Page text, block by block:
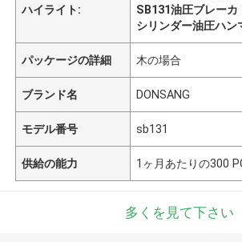
ハイライト:
SB131油圧ブレーカ
シリンダー油圧ハン
パッケージの詳細 木の場合
ブランド名 DONSANG
モデル番号 sb131
供給の能力 1ヶ月あたりの300
多くを見て下さい